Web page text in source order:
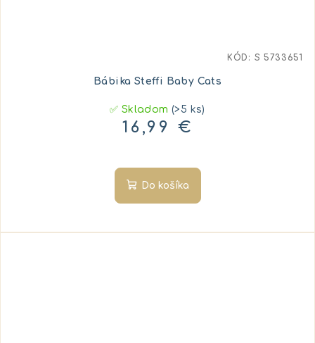
Bábika Steffi Baby Cats
✅ Skladom(>5 ks)
16,99 €
Do košíka
KÓD: S 5733651